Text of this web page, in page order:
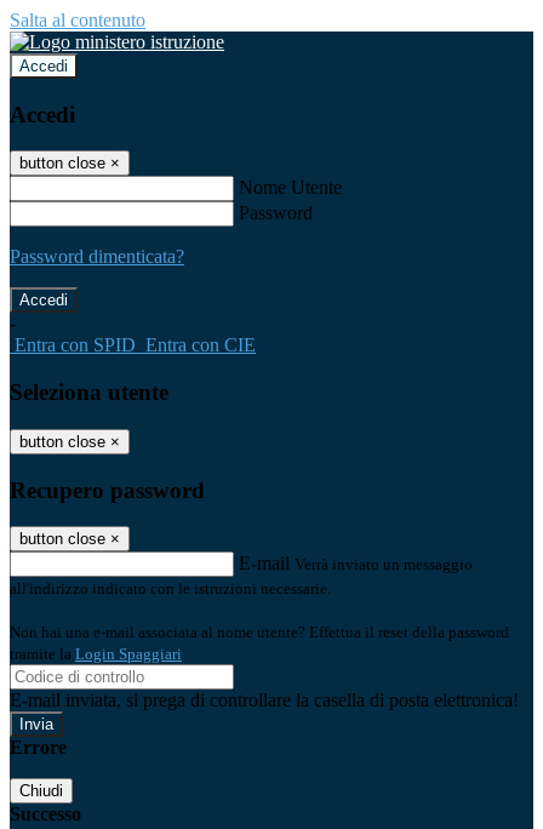
Salta al contenuto
Accedi
Accedi
button close ×
Nome Utente
Password
Password dimenticata?
-
Entra con SPID Entra con CIE
Seleziona utente
button close ×
Recupero password
button close ×
E-mail Verrà inviato un messaggio
all'indirizzo indicato con le istruzioni necessarie.
Non hai una e-mail associata al nome utente? Effettua il reset della password
tramite la Login Spaggiari
E-mail inviata, si prega di controllare la casella di posta elettronica!
Errore
Chiudi
Successo